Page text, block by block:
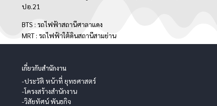
ปอ.21
BTS : รถไฟฟ้าสถานีศาลาแดง
MRT : รถไฟฟ้าใต้ดินสถานีสามย่าน
เกี่ยวกับสำนักงาน
-ประวัติ หน้าที่ ยุทธศาสตร์
-โครงสร้างสำนักงาน
-วิสัยทัศน์ พันธกิจ